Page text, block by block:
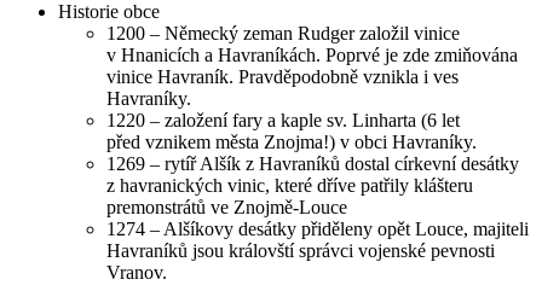
Historie obce
1200 – Německý zeman Rudger založil vinice
v Hnanicích a Havraníkách. Poprvé je zde zmiňována
vinice Havraník. Pravděpodobně vznikla i ves
Havraníky.
1220 – založení fary a kaple sv. Linharta (6 let
před vznikem města Znojma!) v obci Havraníky.
1269 – rytíř Alšík z Havraníků dostal církevní desátky
z havranických vinic, které dříve patřily klášteru
premonstrátů ve Znojmě-Louce
1274 – Alšíkovy desátky přiděleny opět Louce, majiteli
Havraníků jsou královští správci vojenské pevnosti
Vranov.